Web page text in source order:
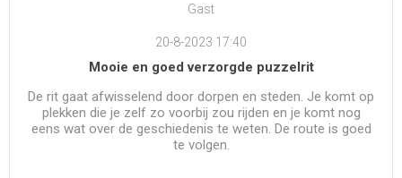
Gast
20-8-2023 17:40
Mooie en goed verzorgde puzzelrit
De rit gaat afwisselend door dorpen en steden. Je komt op
plekken die je zelf zo voorbij zou rijden en je komt nog
eens wat over de geschiedenis te weten. De route is goed
te volgen.